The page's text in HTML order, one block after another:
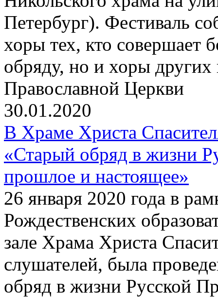
Петербург). Фестиваль
хоры тех, кто совершает
обряду, но и хоры других
Православной Церкви
30.01.2020
В Храме Христа
«Старый обряд в жизни
прошлое и настоящее»
26 января 2020 года в
Рождественских
зале Храма Христа
слушателей, была
обряд в жизни Русской